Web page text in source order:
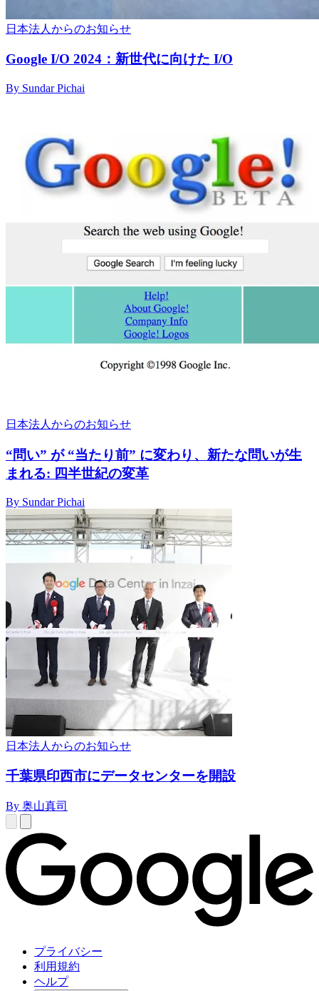
日本法人からのお知らせ
Google I/O 2024：新世代に向けた I/O
By Sundar Pichai
日本法人からのお知らせ
“問い” が “当たり前” に変わり、新たな問いが生
まれる: 四半世紀の変革
By Sundar Pichai
日本法人からのお知らせ
千葉県印西市にデータセンターを開設
By 奥山真司
プライバシー
利用規約
ヘルプ